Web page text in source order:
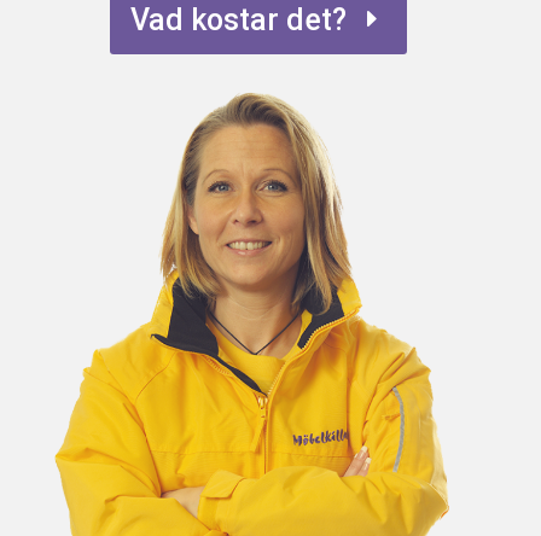
Vad kostar det?